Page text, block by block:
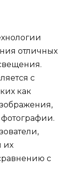
отличных
с
как
их
с